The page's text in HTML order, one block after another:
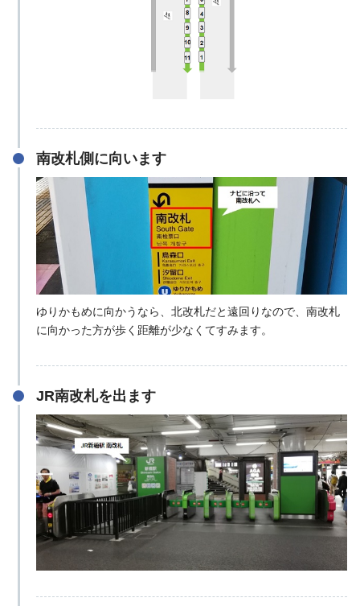
南改札側に向います
ゆりかもめに向かうなら、北改札だと遠回りなので、南改札
に向かった方が歩く距離が少なくてすみます。
JR南改札を出ます